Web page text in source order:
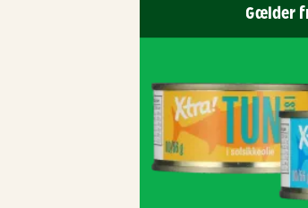
Gælder